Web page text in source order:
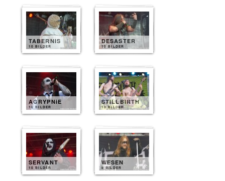
TABERNIS
10 BILDER
DESASTER
10 BILDER
AGRYPNIE
10 BILDER
STILLBIRTH
10 BILDER
SERVANT
10 BILDER
WESEN
8 BILDER